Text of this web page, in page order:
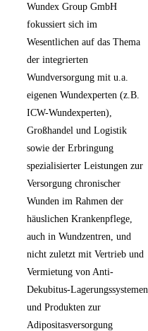
Wundex Group GmbH
fokussiert sich im
Wesentlichen auf das Thema
der integrierten
Wundversorgung mit u.a.
eigenen Wundexperten (z.B.
ICW-Wundexperten),
Großhandel und Logistik
sowie der Erbringung
spezialisierter Leistungen zur
Versorgung chronischer
Wunden im Rahmen der
häuslichen Krankenpflege,
auch in Wundzentren, und
nicht zuletzt mit Vertrieb und
Vermietung von Anti-
Dekubitus-Lagerungssystemen
und Produkten zur
Adipositasversorgung